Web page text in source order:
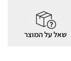
שאל על המוצר